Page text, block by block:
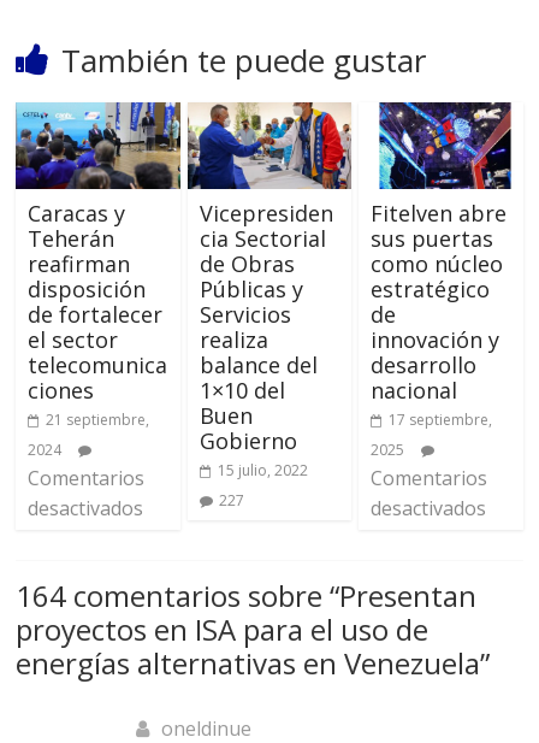
También te puede gustar
Caracas y
Teherán
reafirman
disposición
de fortalecer
el sector
telecomunica
ciones
21 septiembre,
2024
Comentarios
desactivados
Vicepresiden
cia Sectorial
de Obras
Públicas y
Servicios
realiza
balance del
1×10 del
Buen
Gobierno
15 julio, 2022
227
Fitelven abre
sus puertas
como núcleo
estratégico
de
innovación y
desarrollo
nacional
17 septiembre,
2025
Comentarios
desactivados
164 comentarios sobre “Presentan
proyectos en ISA para el uso de
energías alternativas en Venezuela”
oneldinue